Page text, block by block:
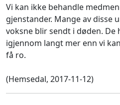
Vi kan ikke behandle
gjenstander. Mange av disse
voksne blir sendt i døden.
igjennom langt mer enn vi
få ro.
(Hemsedal, 2017-11-12)